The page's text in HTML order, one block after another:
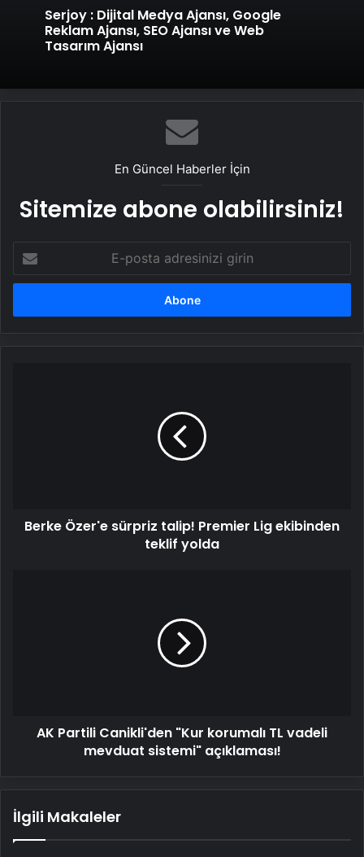
Serjoy : Dijital Medya Ajansı, Google
Reklam Ajansı, SEO Ajansı ve Web
Tasarım Ajansı
En Güncel Haberler İçin
Sitemize abone olabilirsiniz!
posta
adresinizi
Berke Özer'e sürpriz talip! Premier Lig ekibinden
teklif yolda
açıklaması!
AK Partili Canikli'den "Kur korumalı TL vadeli
mevduat sistemi" açıklaması!
İlgili Makaleler